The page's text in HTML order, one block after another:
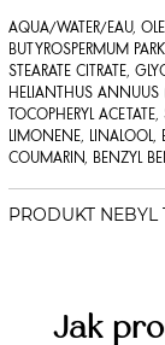
AQUA/WATER/EAU,
BUTYROSPERMUM
STEARATE CITRATE,
HELIANTHUS ANNUUS
TOCOPHERYL
LIMONENE, LINALOOL,
COUMARIN, BENZYL
Jak